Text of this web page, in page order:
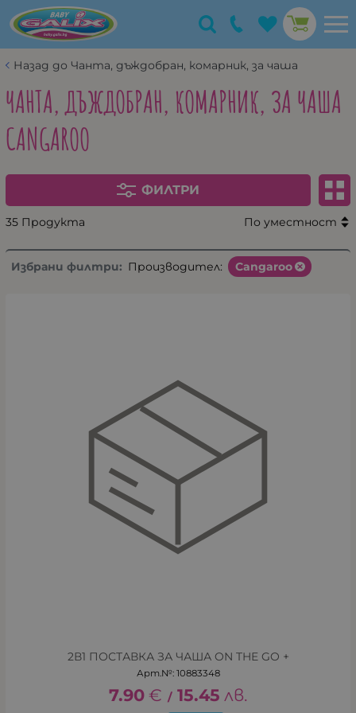
Назад до Чанта, дъждобран, комарник, за чаша
ЧАНТА, ДЪЖДОБРАН, КОМАРНИК, ЗА ЧАША
CANGAROO
ФИЛТРИ
35 Продукта По уместност
Избрани филтри: Производител: Cangaroo
2В1 ПОСТАВКА ЗА ЧАША ON THE GO +
Арт.№: 10883348
7.90 € / 15.45 лв.